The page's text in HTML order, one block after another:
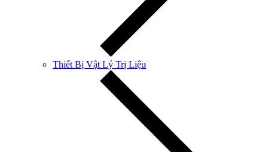
Thiết Bị Vật Lý Trị Liệu